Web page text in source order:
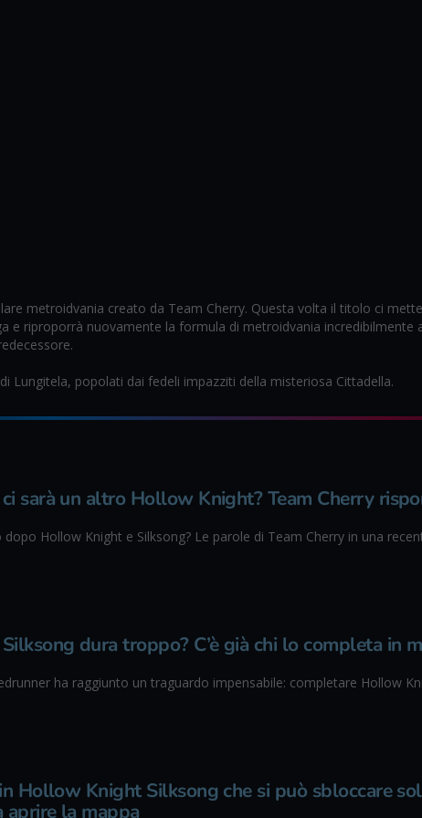
metroidvania creato da Team Cherry. Questa volta il titolo ci
e riproporrà nuovamente la formula di metroidvania
Lungitela, popolati dai fedeli impazziti della misteriosa Cittadella.
sarà un altro Hollow Knight? Team Cherry
Hollow Knight e Silksong? Le parole di Team Cherry in una
dura troppo? C’è già chi lo completa in
ha raggiunto un traguardo impensabile: completare Hollow
in Hollow Knight Silksong che si può sbloccare
aprire la mappa